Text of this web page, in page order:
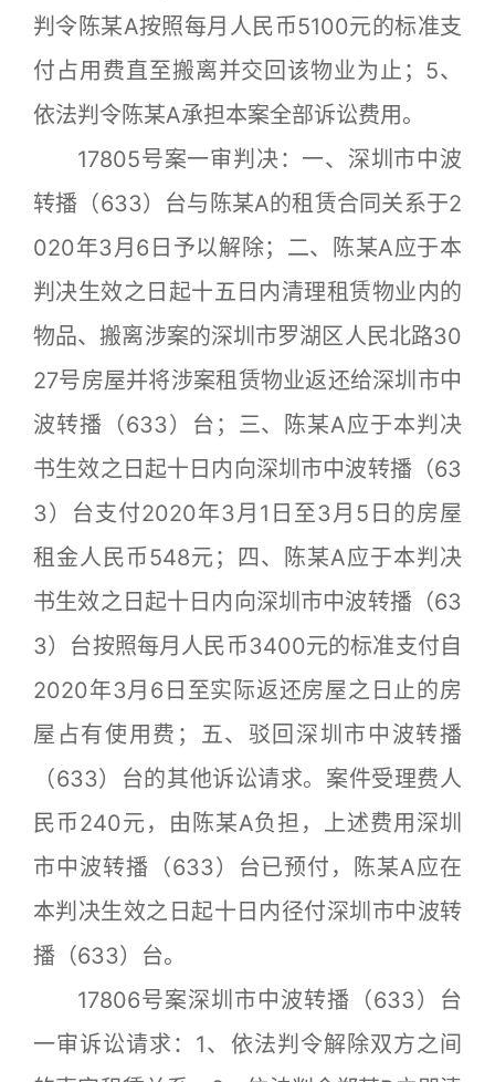
判令陈某A按照每月人民币5100元的标准支
付占用费直至搬离并交回该物业为止；5、
依法判令陈某A承担本案全部诉讼费用。
17805号案一审判决：一、深圳市中波
转播（633）台与陈某A的租赁合同关系于2
020年3月6日予以解除；二、陈某A应于本
判决生效之日起十五日内清理租赁物业内的
物品、搬离涉案的深圳市罗湖区人民北路30
27号房屋并将涉案租赁物业返还给深圳市中
波转播（633）台；三、陈某A应于本判决
书生效之日起十日内向深圳市中波转播（63
3）台支付2020年3月1日至3月5日的房屋
租金人民币548元；四、陈某A应于本判决
书生效之日起十日内向深圳市中波转播（63
3）台按照每月人民币3400元的标准支付自
2020年3月6日至实际返还房屋之日止的房
屋占有使用费；五、驳回深圳市中波转播
（633）台的其他诉讼请求。案件受理费人
民币240元，由陈某A负担，上述费用深圳
市中波转播（633）台已预付，陈某A应在
本判决生效之日起十日内径付深圳市中波转
播（633）台。
17806号案深圳市中波转播（633）台
一审诉讼请求：1、依法判令解除双方之间